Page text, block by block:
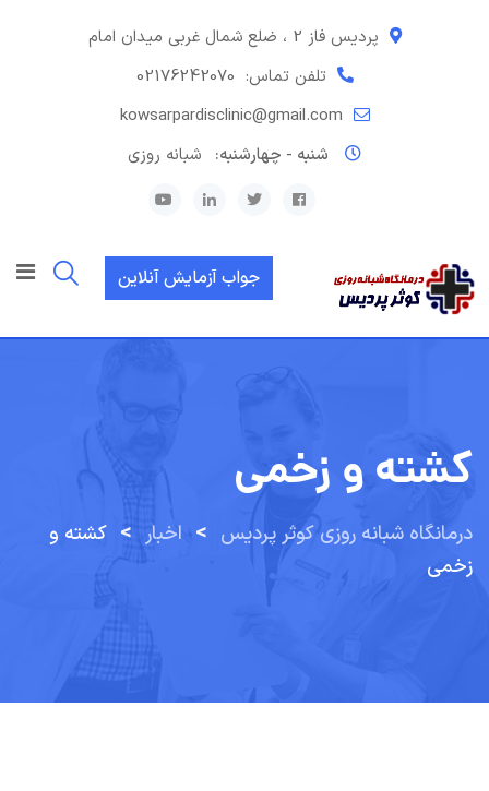
پردیس فاز 2 ، ضلع شمال غربی میدان امام
تلفن تماس: 02176242070
kowsarpardisclinic@gmail.com
شنبه - چهارشنبه:
شبانه روزی
جواب آزمایش آنلاین
کشته و زخمی
درمانگاه شبانه روزی کوثر پردیس > اخبار > کشته و
زخمی